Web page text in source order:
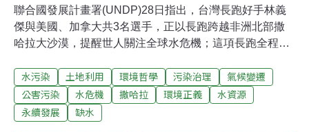
聯合國發展計畫署(UNDP)28日指出，台灣長跑好手林義
傑與美國、加拿大共3名選手，正以長跑跨越非洲北部撒
哈拉大沙漠，提醒世人關注全球水危機；這項長跑全程
試圖長跑橫越撒哈拉大沙漠。聯合國說，林義傑等三人的
長跑壯舉，將由奧斯卡最佳紀錄片得主、知名導演詹姆斯‧
莫爾拍成電影，名為「跑過撒哈拉」（Running the
Sahara），將在全世界播映。聯合國說，林義傑等3名長
水污染 土地利用 環境哲學 污染治理
氣候變遷
公害污染
水危機 撒哈拉 環境正義
水資源
永續發展
缺水